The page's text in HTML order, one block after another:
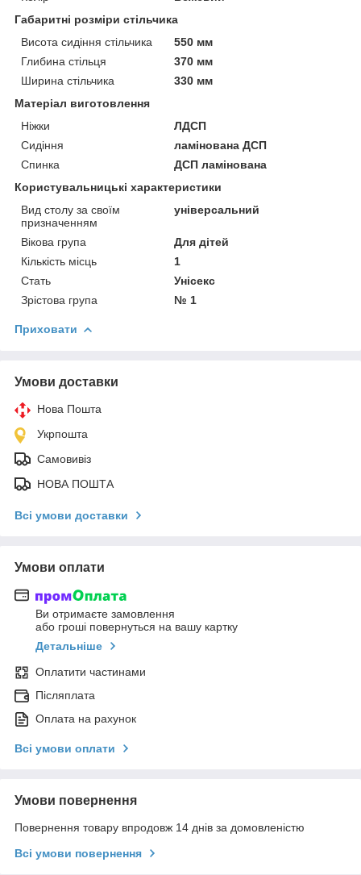
Габаритні розміри стільчика
Висота сидіння стільчика
550 мм
Глибина стільця
370 мм
Ширина стільчика
330 мм
Матеріал виготовлення
Ніжки
ЛДСП
Сидіння
ламінована ДСП
Спинка
ДСП ламінована
Користувальницькі характеристики
Вид столу за своїм
призначенням
універсальний
Вікова група
Для дітей
Кількість місць
1
Стать
Унісекс
Зрістова група
№ 1
Приховати
Умови доставки
Нова Пошта
Укрпошта
Самовивіз
НОВА ПОШТА
Всі умови доставки
Умови оплати
Ви отримаєте замовлення
або гроші повернуться на вашу картку
Детальніше
Оплатити частинами
Післяплата
Оплата на рахунок
Всі умови оплати
Умови повернення
Повернення товару впродовж 14 днів за домовленістю
Всі умови повернення